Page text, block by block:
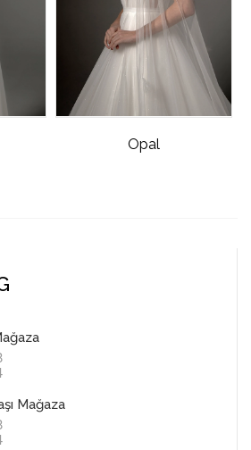
Opal
Mağaza